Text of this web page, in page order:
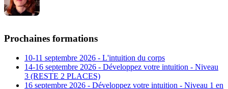
Prochaines formations
10-11 septembre 2026 - L'intuition du corps
14-16 septembre 2026 - Développez votre intuition - Niveau
3 (RESTE 2 PLACES)
16 septembre 2026 - Développez votre intuition - Niveau 1 en